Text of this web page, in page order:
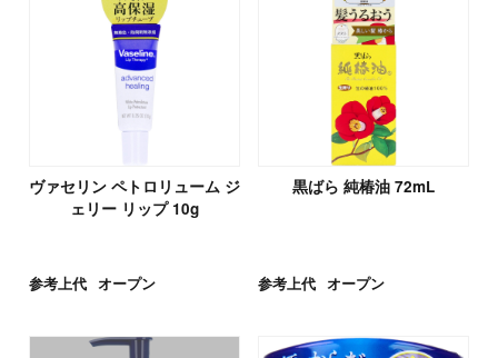
ヴァセリン ペトロリューム ジ
ェリー リップ 10g
参考上代 オープン
黒ばら 純椿油 72mL
参考上代 オープン